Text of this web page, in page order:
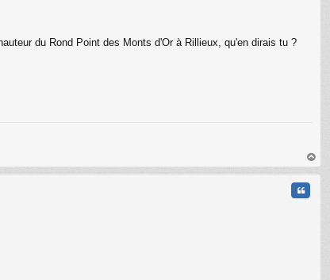
du Rond Point des Monts d'Or à Rillieux, qu'en dirais tu ?
au